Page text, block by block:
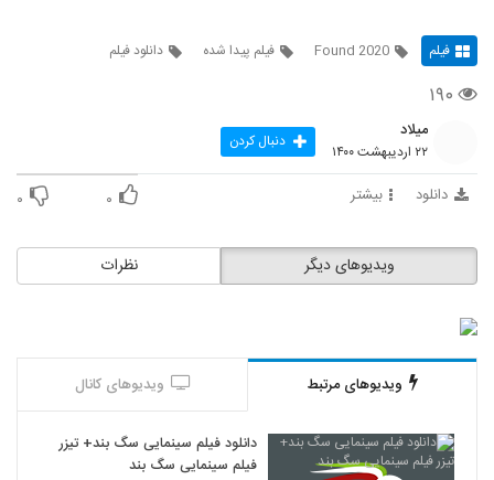
فیلم Found 2020 فیلم پیدا شده دانلود فیلم
۱۹۰
میلاد
۲۲ اردیبهشت ۱۴۰۰ دنبال کردن
دانلود بیشتر ۰ ۰
نظرات ویدیوهای دیگر
ویدیوهای مرتبط ویدیوهای کانال
دانلود فیلم سینمایی سگ بند+ تیزر
فیلم سینمایی سگ بند